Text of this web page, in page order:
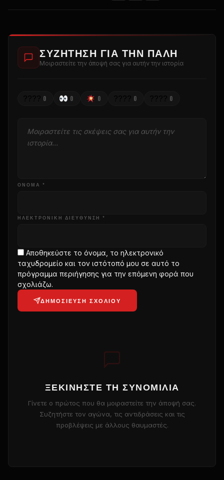
ΣΥΖΉΤΗΣΗ ΓΙΑ ΤΗΝ ΠΆΛΗ
Μοιραστείτε την άποψή σας για αυτήν την ιστορία
0 0 0 0 0
ΌΝΟΜΑ *
ΗΛΕΚΤΡΟΝΙΚΗ ΔΙΕΥΘΥΝΣΗ *
Αποθηκεύστε το όνομα, το ηλεκτρονικό
ταχυδρομείο και τον ιστότοπό μου σε αυτό το
πρόγραμμα περιήγησης για την επόμενη φορά που
σχολιάζω.
ΔΗΜΟΣΊΕΥΣΗ ΣΧΟΛΊΟΥ
ΞΕΚΙΝΉΣΤΕ ΤΗ ΣΥΝΟΜΙΛΊΑ
Γίνετε ο πρώτος που θα μοιραστείτε την άποψή σας.
Συζητήστε τον αγώνα, τις αντιδράσεις και τις
προβλέψεις με άλλους θαυμαστές.